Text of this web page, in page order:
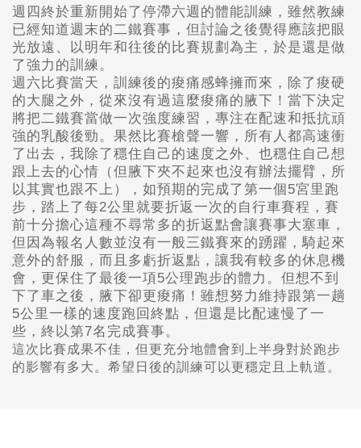
週四終於重新開始了停滯六週的體能訓練，雖然教練
已經知道週末的二鐵賽事，但討論之後覺得應該把眼
光放遠、以明年和往後的比賽規劃為主，於是還是做
了強力的訓練。
週六比賽當天，訓練後的痠痛感蜂擁而來，除了痠硬
的大腿之外，從來沒有過這麼痠痛的腋下！當下決定
將把二鐵賽當做一次強度練習，專注在配速和抵抗頑
強的乳酸後勁。果然比賽槍聲一響，所有人都高速衝
了出去，我除了穩住自己的速度之外、也穩住自己想
跟上去的心情（但腋下夾不起來也沒有辦法擺臂，所
以其實也跟不上），如預期的完成了第一個5宮里跑
步，踏上了每2公里就要折返一次的自行車賽程，賽
前十分擔心這種不尋常多的折返點會讓賽事大塞車，
但因為報名人數並沒有一般三鐵賽來的踴躍，騎起來
意外的舒服，而且多虧折返點，讓我有較多的休息機
會，更保住了最後一項5公理跑步的體力。但想不到
下了車之後，腋下卻更痠痛！雖想努力維持跟第一趟
5公里一樣的速度跑回終點，但還是比配速慢了一
些，終以第7名完成賽事。
這次比賽成果不佳，但更充分地體會到上半身對於跑步
的影響有多大。希望日後的訓練可以更穩定且上軌道。